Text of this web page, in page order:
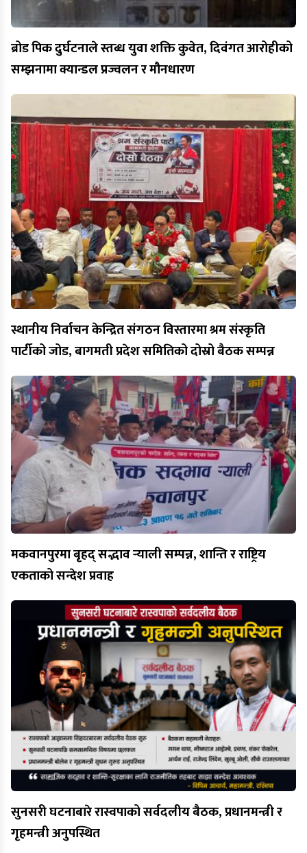
ब्रोड पिक दुर्घटनाले स्तब्ध युवा शक्ति कुवेत, दिवंगत आरोहीको
सम्झनामा क्यान्डल प्रज्वलन र मौनधारण
स्थानीय निर्वाचन केन्द्रित संगठन विस्तारमा श्रम संस्कृति
पार्टीको जोड, बागमती प्रदेश समितिको दोस्रो बैठक सम्पन्न
मकवानपुरमा बृहद् सद्भाव र्‍याली सम्पन्न, शान्ति र राष्ट्रिय
एकताको सन्देश प्रवाह
सुनसरी घटनाबारे रास्वपाको सर्वदलीय बैठक, प्रधानमन्त्री र
गृहमन्त्री अनुपस्थित